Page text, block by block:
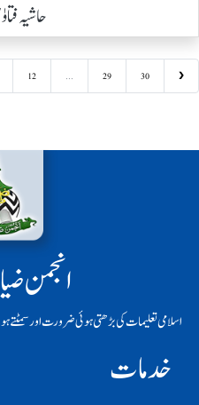
حاشیہ
12 ... 29 30 ❯
انجمن
اسلامی تعلیمات کی بڑھتی ہوئی ضرورت اور سمٹتے
خدمات